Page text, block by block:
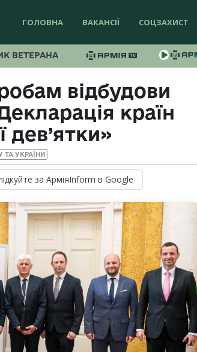
ГОЛОВНА ВАКАНСІЇ СОЦЗАХИСТ
ВЕТЕРАНА
відбудови
країн
дев’ятки»
ТА УКРАЇНИ
за АрміяInform в Google